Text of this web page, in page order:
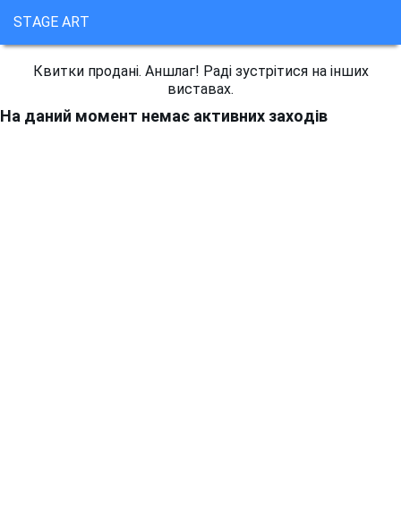
STAGE ART
Квитки продані. Аншлаг! Раді зустрітися на інших
виставах.
На даний момент немає активних заходів